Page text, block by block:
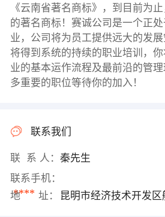
《云南省著名商标》，到目前为
的著名商标！赛诚公司是一个正
业，公司将为员工提供远大的发
将得到系统的持续的职业培训，
业的基本运作流程及最前沿的管
多重要的职位等待你的加入！
联系我们
联 系 人： 秦先生
联系手机：
****
地 址： 昆明市经济技术开发区